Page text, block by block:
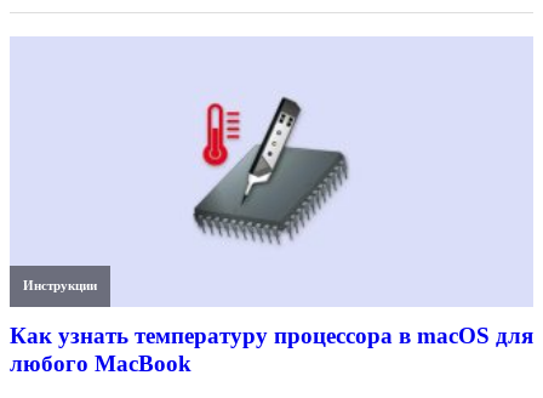
Инструкции
Как узнать температуру процессора в macOS для
любого MacBook